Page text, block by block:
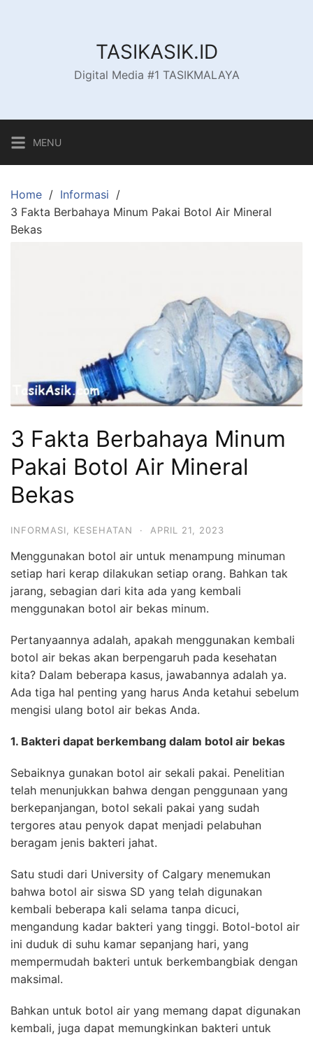
TASIKASIK.ID
Digital Media #1 TASIKMALAYA
MENU
Home
Informasi
3 Fakta Berbahaya Minum Pakai Botol Air Mineral
Bekas
3 Fakta Berbahaya Minum
Pakai Botol Air Mineral
Bekas
INFORMASI KESEHATAN · APRIL 21, 2023
Menggunakan botol air untuk menampung minuman
setiap hari kerap dilakukan setiap orang. Bahkan tak
jarang, sebagian dari kita ada yang kembali
menggunakan botol air bekas minum.
Pertanyaannya adalah, apakah menggunakan kembali
botol air bekas akan berpengaruh pada kesehatan
kita? Dalam beberapa kasus, jawabannya adalah ya.
Ada tiga hal penting yang harus Anda ketahui sebelum
mengisi ulang botol air bekas Anda.
1. Bakteri dapat berkembang dalam botol air bekas
Sebaiknya gunakan botol air sekali pakai. Penelitian
telah menunjukkan bahwa dengan penggunaan yang
berkepanjangan, botol sekali pakai yang sudah
tergores atau penyok dapat menjadi pelabuhan
beragam jenis bakteri jahat.
Satu studi dari University of Calgary menemukan
bahwa botol air siswa SD yang telah digunakan
kembali beberapa kali selama tanpa dicuci,
mengandung kadar bakteri yang tinggi. Botol-botol air
ini duduk di suhu kamar sepanjang hari, yang
mempermudah bakteri untuk berkembangbiak dengan
maksimal.
Bahkan untuk botol air yang memang dapat digunakan
kembali, juga dapat memungkinkan bakteri untuk